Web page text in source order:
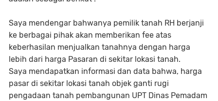
Saya mendengar bahwanya pemilik tanah RH berjanji
ke berbagai pihak akan memberikan fee atas
keberhasilan menjualkan tanahnya dengan harga
lebih dari harga Pasaran di sekitar lokasi tanah.
Saya mendapatkan informasi dan data bahwa, harga
pasar di sekitar lokasi tanah objek ganti rugi
pengadaan tanah pembangunan UPT Dinas Pemadam